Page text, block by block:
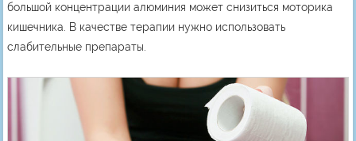
большой концентрации алюминия может снизиться моторика
кишечника. В качестве терапии нужно использовать
слабительные препараты.